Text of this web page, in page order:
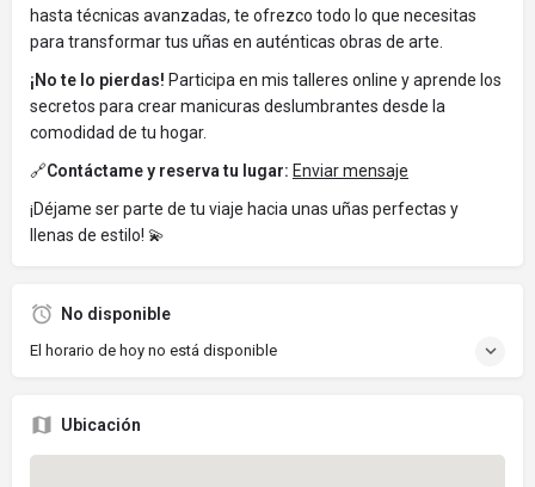
hasta técnicas avanzadas, te ofrezco todo lo que necesitas
para transformar tus uñas en auténticas obras de arte.
¡No te lo pierdas! Participa en mis talleres online y aprende los
secretos para crear manicuras deslumbrantes desde la
comodidad de tu hogar.
🔗Contáctame y reserva tu lugar: Enviar mensaje
¡Déjame ser parte de tu viaje hacia unas uñas perfectas y
llenas de estilo! 💫
No disponible
El horario de hoy no está disponible
Ubicación